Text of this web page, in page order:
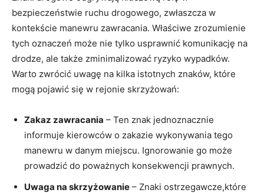
bezpieczeństwie ruchu drogowego, zwłaszcza w
kontekście manewru zawracania. Właściwe zrozumienie
tych oznaczeń może nie tylko usprawnić komunikację na
drodze, ale także zminimalizować ryzyko wypadków.
Warto zwrócić uwagę na kilka istotnych znaków, które
mogą pojawić się w rejonie skrzyżowań:
Zakaz zawracania – Ten znak jednoznacznie
informuje kierowców o zakazie wykonywania tego
manewru w danym miejscu. Ignorowanie go może
prowadzić do poważnych konsekwencji prawnych.
Uwaga na skrzyżowanie – Znaki ostrzegawcze,które